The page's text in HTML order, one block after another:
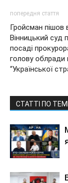
попередня стаття
Гройсман пішов
Вінницький суд
посаді
голову облради
“Української
СТАТТІ ПО ТЕМІ